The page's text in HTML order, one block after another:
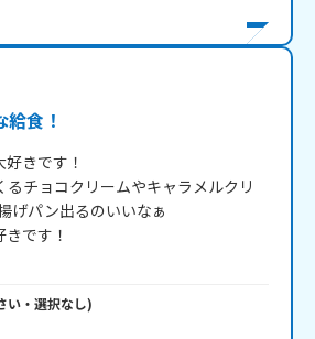
給食！
きです！
チョコクリームやキャラメルクリ
げパン出るのいいなぁ
です！
い・ 選択なし)